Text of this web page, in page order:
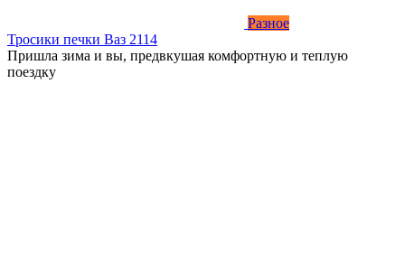
Разное
Тросики печки Ваз 2114
Пришла зима и вы, предвкушая комфортную и теплую
поездку